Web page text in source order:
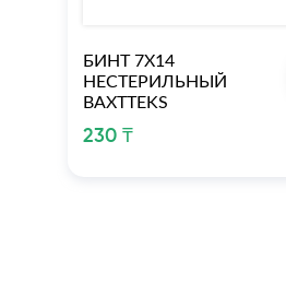
БИНТ 7Х14
НЕСТЕРИЛЬНЫЙ
ВАХTTEKS
230 ₸